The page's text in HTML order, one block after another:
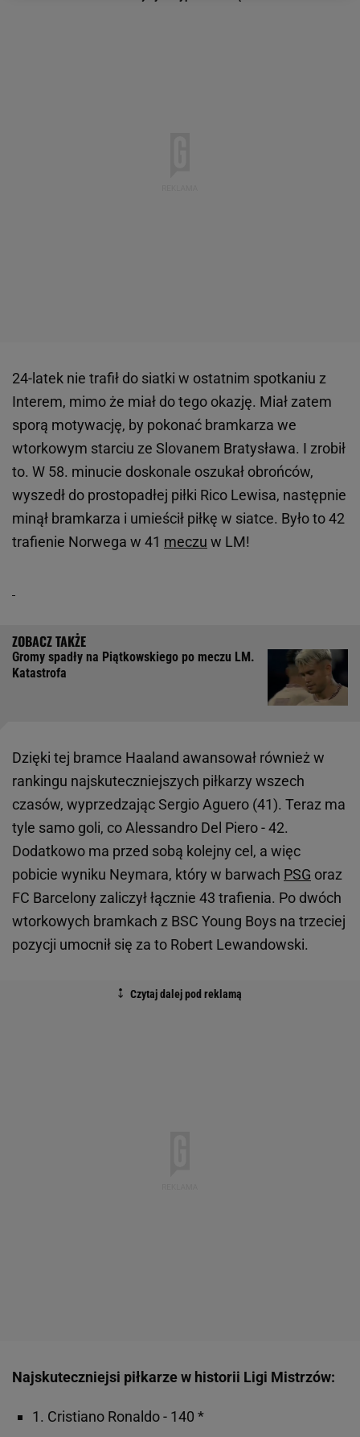
24-latek nie trafił do siatki w ostatnim spotkaniu z
Interem, mimo że miał do tego okazję. Miał zatem
sporą motywację, by pokonać bramkarza we
wtorkowym starciu ze Slovanem Bratysława. I zrobił
to. W 58. minucie doskonale oszukał obrońców,
wyszedł do prostopadłej piłki Rico Lewisa, następnie
minął bramkarza i umieścił piłkę w siatce. Było to 42
trafienie Norwega w 41 meczu w LM!
Gromy spadły na Piątkowskiego po meczu LM.
Katastrofa
Dzięki tej bramce Haaland awansował również w
rankingu najskuteczniejszych piłkarzy wszech
czasów, wyprzedzając Sergio Aguero (41). Teraz ma
tyle samo goli, co Alessandro Del Piero - 42.
Dodatkowo ma przed sobą kolejny cel, a więc
pobicie wyniku Neymara, który w barwach PSG oraz
FC Barcelony zaliczył łącznie 43 trafienia. Po dwóch
wtorkowych bramkach z BSC Young Boys na trzeciej
pozycji umocnił się za to Robert Lewandowski.
Najskuteczniejsi piłkarze w historii Ligi Mistrzów:
1. Cristiano Ronaldo - 140 *